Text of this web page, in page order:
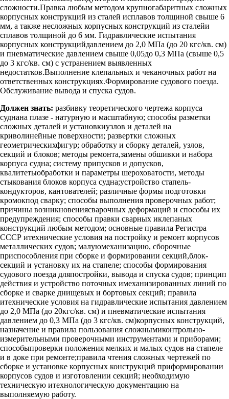
сложности.Правка любым методом крупногабаритных сложных
корпусных конструкций из сталей исплавов толщиной свыше 6
мм, а также несложных корпусных конструкций из сталейи
сплавов толщиной до 6 мм. Гидравлические испытания
корпусных конструкцийдавлением до 2,0 МПа (до 20 кгс/кв. см)
и пневматические давлением свыше 0,05до 0,3 МПа (свыше 0,5
до 3 кгс/кв. см) с устранением выявленных
недостатков.Выполнение клепальных и чеканочных работ на
ответственных конструкциях.Формирование судового поезда.
Обслуживание вывода и спуска судов.
Должен знать: разбивку теоретического чертежа корпуса
суднана плазе - натурную и масштабную; способы разметки
сложных деталей и установкиузлов и деталей на
криволинейные поверхности; развертки сложных
геометрическихфигур; обработку и сборку деталей, узлов,
секций и блоков; методы ремонта,замены обшивки и набора
корпуса судна; систему припусков и допусков,
квалитетыобработки и параметры шероховатости, методы
стыкования блоков корпуса судна;устройство стапель-
кондукторов, кантователей; различные формы подготовки
кромокпод сварку; способы выполнения проверочных работ;
причины возникновениясварочных деформаций и способы их
предупреждения; способы правки сварных иклепаных
конструкций любым методом; основные правила Регистра
СССР итехнические условия на постройку и ремонт корпусов
металлических судов; малуюмеханизацию, сборочные
приспособления при сборке и формировании секций,блок-
секций и установку их на стапеле; способы формирования
судового поезда дляпостройки, вывода и спуска судов; принцип
действия и устройство поточных имеханизированных линий по
сборке и сварке днищевых и бортовых секций; правила
итехнические условия на гидравлические испытания давлением
до 2,0 МПа (до 20кгс/кв. см) и пневматические испытания
давлением до 0,3 МПа (до 3 кгс/кв. см)корпусных конструкций,
назначение и правила пользования сложнымиконтрольно-
измерительными проверочными инструментами и приборами;
способыпроверки положения мелких и малых судов на стапеле
и в доке при ремонте;правила чтения сложных чертежей по
сборке и установке корпусных конструкций приформировании
корпусов судов и изготовлении секций; необходимую
техническую итехнологическую документацию на
выполняемую работу.